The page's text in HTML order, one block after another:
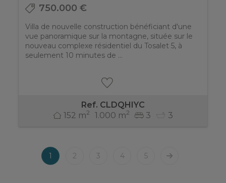
750.000 €
Villa de nouvelle construction bénéficiant d'une
vue panoramique sur la montagne, située sur le
nouveau complexe résidentiel du Tosalet 5, à
seulement 10 minutes de ...
Ref. CLDQHIYC
152 m2 1.000 m2 3 3
1 2 3 4 5